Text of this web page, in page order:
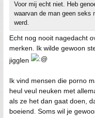
Voor mij echt niet. Heb
waarvan de man geen seks
werd.
Echt nog nooit nagedacht
merken. Ik wilde gewoon
jigglen
Ik vind mensen die porno
heul veul neuken met
als ze het dan gaat doen,
boeiend. Soms wil je